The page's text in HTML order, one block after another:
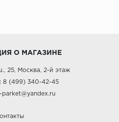
О МАГАЗИНЕ
25, Москва, 2-й этаж
8 (499) 340-42-45
parket@yandex.ru